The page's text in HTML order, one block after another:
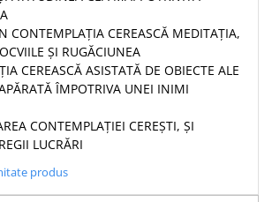
CONTEMPLAŢIA CEREASCĂ MEDITAŢIA,
ŞI RUGĂCIUNEA
CEREASCĂ ASISTATĂ DE OBIECTE ALE
ÎMPOTRIVA UNEI INIMI
CONTEMPLAŢIEI CEREŞTI, ŞI
LUCRĂRI
produs